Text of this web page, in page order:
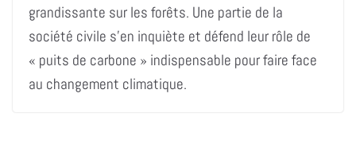
grandissante sur les forêts. Une partie de la
société civile s’en inquiète et défend leur rôle de
« puits de carbone » indispensable pour faire face
au changement climatique.